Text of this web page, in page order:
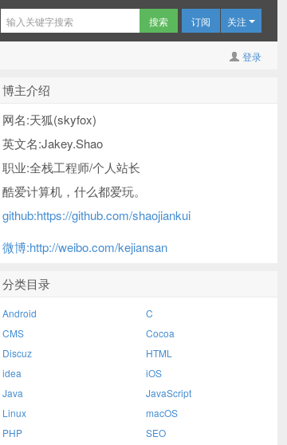
订阅 关注
登录
博主介绍
网名:天狐(skyfox)
英文名:Jakey.Shao
职业:全栈工程师/个人站长
酷爱计算机，什么都爱玩。
github:https://github.com/shaojiankui
微博:http://weibo.com/kejiansan
分类目录
Android
C
CMS
Cocoa
Discuz
HTML
idea
iOS
Java
JavaScript
Linux
macOS
PHP
SEO